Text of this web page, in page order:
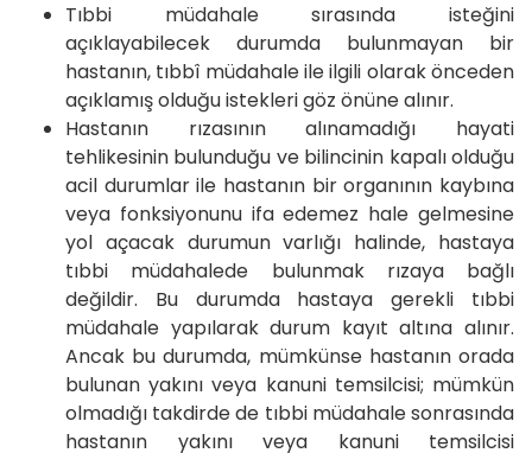
Tıbbi müdahale sırasında isteğini
açıklayabilecek durumda bulunmayan bir
hastanın, tıbbî müdahale ile ilgili olarak önceden
açıklamış olduğu istekleri göz önüne alınır.
Hastanın rızasının alınamadığı hayati
tehlikesinin bulunduğu ve bilincinin kapalı olduğu
acil durumlar ile hastanın bir organının kaybına
veya fonksiyonunu ifa edemez hale gelmesine
yol açacak durumun varlığı halinde, hastaya
tıbbi müdahalede bulunmak rızaya bağlı
değildir. Bu durumda hastaya gerekli tıbbi
müdahale yapılarak durum kayıt altına alınır.
Ancak bu durumda, mümkünse hastanın orada
bulunan yakını veya kanuni temsilcisi; mümkün
olmadığı takdirde de tıbbi müdahale sonrasında
hastanın yakını veya kanuni temsilcisi